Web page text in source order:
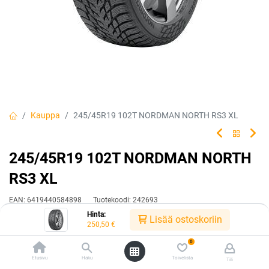
Hinta:
250,50 € Lisää ostoskoriin
Etusivu Haku
0
Toivelista Tili
Kauppa 245/45R19 102T NORDMAN NORTH RS3 XL
245/45R19 102T NORDMAN NORTH
RS3 XL
EAN: 6419440584898 Tuotekoodi: 242693
€/ kpl
Toimittajilla (kotimaa):
Saatavilla